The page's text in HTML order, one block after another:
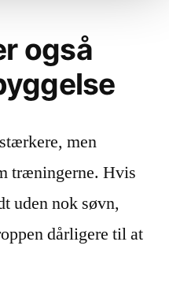
også
men
træningerne. Hvis
uden nok søvn,
dårligere til at